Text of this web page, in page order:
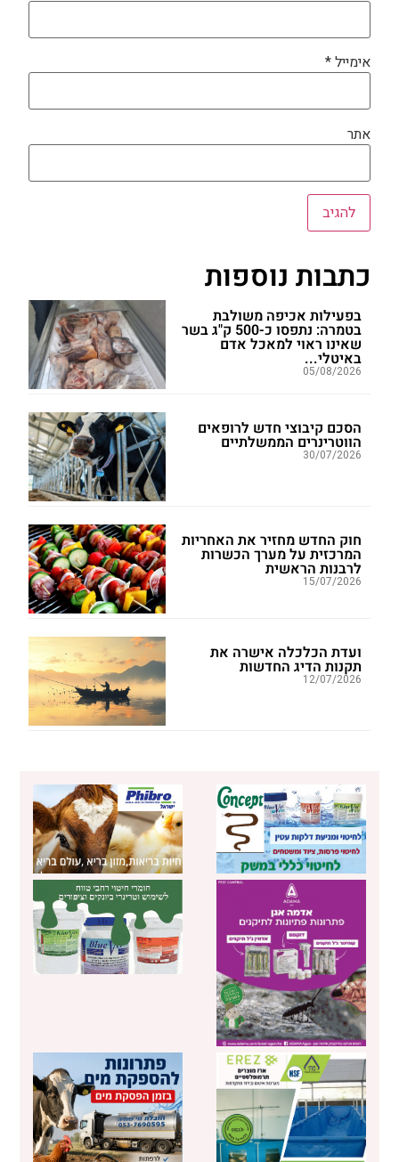
אימייל*
אתר
כתבות נוספות
בפעילות אכיפה משולבת
בטמרה: נתפסו כ-500 ק"ג בשר
שאינו ראוי למאכל אדם
באיטלי...
05/08/2026
הסכם קיבוצי חדש לרופאים
הווטרינרים הממשלתיים
30/07/2026
חוק החדש מחזיר את האחריות
המרכזית על מערך הכשרות
לרבנות הראשית
15/07/2026
ועדת הכלכלה אישרה את
תקנות הדיג החדשות
12/07/2026